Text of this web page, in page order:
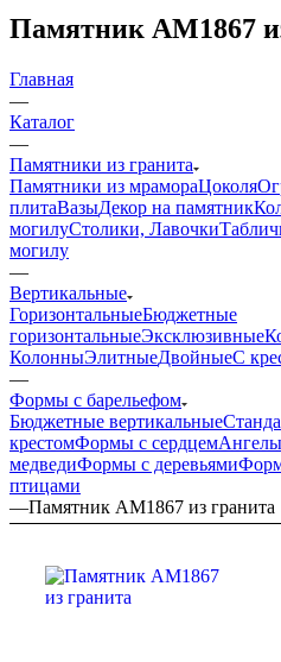
Памятник AM1867
Главная
—
Каталог
—
Памятники из гранита
Памятники из мрамораЦоколя
плитаВазыДекор на памятник
могилуСтолики, Лавочки
могилу
—
Вертикальные
ГоризонтальныеБюджетные
горизонтальныеЭксклюзивные
КолонныЭлитныеДвойныеС
—
Формы с барельефом
Бюджетные вертикальные
крестомФормы с сердцем
медведиФормы с деревьями
птицами
—Памятник AM1867 из гранита